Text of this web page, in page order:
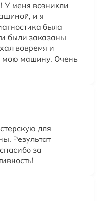
У меня возникли
и я
была
были заказаны
вовремя и
мою машину. Очень
для
Результат
за